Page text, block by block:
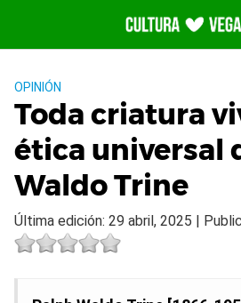
contenido
OPINIÓN
Toda criatura
ética universal
Waldo Trine
Última edición: 29 abril, 2025 |